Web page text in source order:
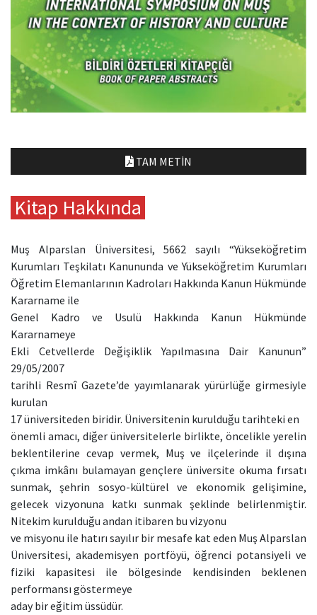
TAM METIN
Kitap Hakkında
Muş Alparslan Üniversitesi, 5662 sayılı “Yükseköğretim
Kurumları Teşkilatı Kanununda ve Yükseköğretim Kurumları
Öğretim Elemanlarının Kadroları Hakkında Kanun Hükmünde
Kararname ile
Genel Kadro ve Usulü Hakkında Kanun Hükmünde
Kararnameye
Ekli Cetvellerde Değişiklik Yapılmasına Dair Kanunun”
29/05/2007
tarihli Resmî Gazete’de yayımlanarak yürürlüğe girmesiyle
kurulan
17 üniversiteden biridir. Üniversitenin kurulduğu tarihteki en
önemli amacı, diğer üniversitelerle birlikte, öncelikle yerelin
beklentilerine cevap vermek, Muş ve ilçelerinde il dışına
çıkma imkânı bulamayan gençlere üniversite okuma fırsatı
sunmak, şehrin sosyo-kültürel ve ekonomik gelişimine,
gelecek vizyonuna katkı sunmak şeklinde belirlenmiştir.
Nitekim kurulduğu andan itibaren bu vizyonu
ve misyonu ile hatırı sayılır bir mesafe kat eden Muş Alparslan
Üniversitesi, akademisyen portföyü, öğrenci potansiyeli ve
fiziki kapasitesi ile bölgesinde kendisinden beklenen
performansı göstermeye
aday bir eğitim üssüdür.